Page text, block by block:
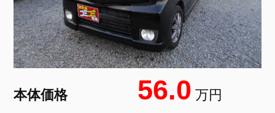
本体価格 56.0 万円